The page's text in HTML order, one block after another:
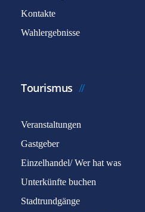
Kontakte
Wahlergebnisse
Tourismus
Veranstaltungen
Gastgeber
Einzelhandel/ Wer hat was
Unterkünfte buchen
Stadtrundgänge